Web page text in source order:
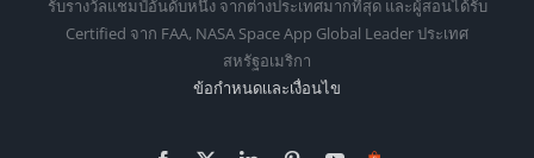
รับรางวัลแชมป์อันดับหนึ่ง จากต่างประเทศมากที่สุด และผู้สอนได้รับ
Certified จาก FAA, NASA Space App Global Leader ประเทศ
สหรัฐอเมริกา
ข้อกำหนดเเละเงื่อนไข